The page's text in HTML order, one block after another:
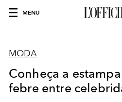
MENU
MODA
Conheça a
febre entre